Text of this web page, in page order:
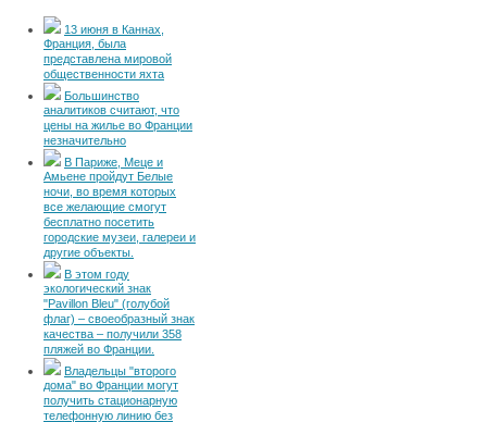
13 июня в Каннах,
Франция, была
представлена мировой
общественности яхта
Большинство
аналитиков считают, что
цены на жилье во Франции
незначительно
В Париже, Меце и
Амьене пройдут Белые
ночи, во время которых
все желающие смогут
бесплатно посетить
городские музеи, галереи и
другие объекты.
В этом году
экологический знак
"Pavillon Bleu" (голубой
флаг) – своеобразный знак
качества – получили 358
пляжей во Франции.
Владельцы "второго
дома" во Франции могут
получить стационарную
телефонную линию без